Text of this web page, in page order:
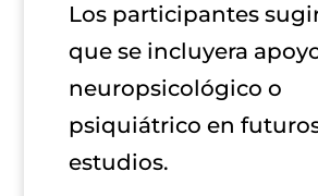
Los participantes
que se incluyera
neuropsicológico o
psiquiátrico en
estudios.